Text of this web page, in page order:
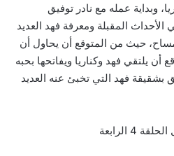
وبداية عمله مع نادر توفيق
المقبلة ومعرفة فهد العديد
حيث من المتوقع أن يحاول أن
أن يلتقي فهد وكناريا ويفاتحها بحبه
بشقيقة فهد التي تخبئ عنه العديد
الرابعة